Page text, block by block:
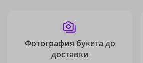
Фотография букета до
доставки